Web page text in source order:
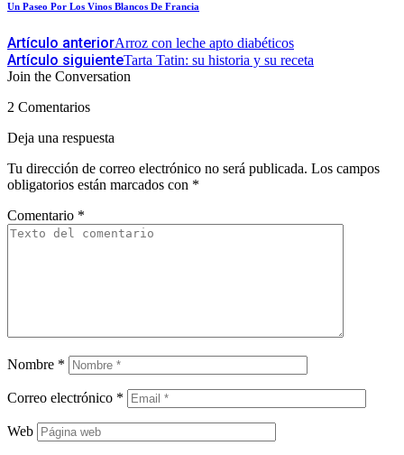
Un Paseo Por Los Vinos Blancos De Francia
Artículo anteriorArroz con leche apto diabéticos
Artículo siguienteTarta Tatin: su historia y su receta
Join the Conversation
2 Comentarios
Deja una respuesta
Tu dirección de correo electrónico no será publicada. Los campos
obligatorios están marcados con *
Comentario *
Nombre *
Correo electrónico *
Web